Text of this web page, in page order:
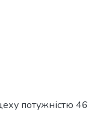
потужністю 46